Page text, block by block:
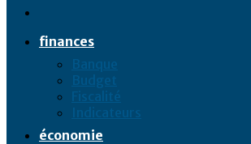
finances
Banque
Budget
Fiscalité
Indicateurs
économie